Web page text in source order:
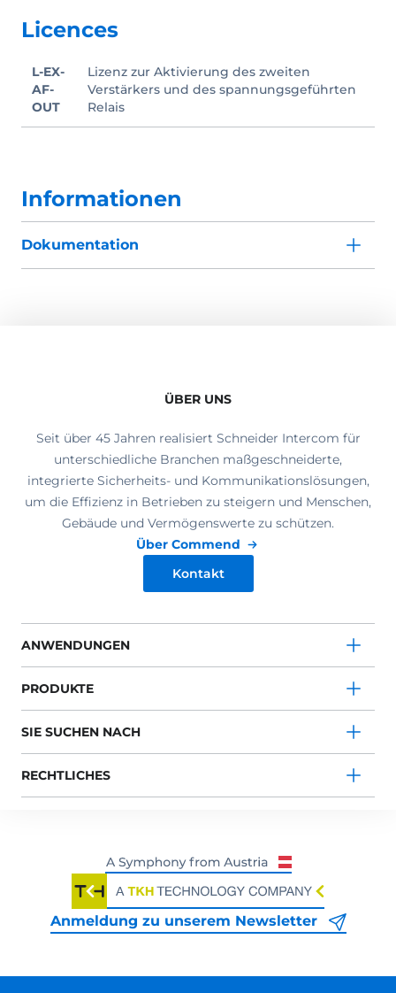
Licences
L-EX-
AF-
OUT
Lizenz zur Aktivierung des zweiten
Verstärkers und des spannungsgeführten
Relais
Informationen
Dokumentation
ÜBER UNS
Seit über 45 Jahren realisiert Schneider Intercom für
unterschiedliche Branchen maßgeschneiderte,
integrierte Sicherheits- und Kommunikationslösungen,
um die Effizienz in Betrieben zu steigern und Menschen,
Gebäude und Vermögenswerte zu schützen.
Über Commend
Kontakt
ANWENDUNGEN
PRODUKTE
SIE SUCHEN NACH
RECHTLICHES
Anmeldung zu unserem Newsletter